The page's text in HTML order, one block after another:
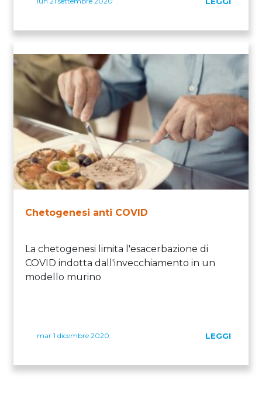
Chetogenesi anti COVID
La chetogenesi limita l'esacerbazione di
COVID indotta dall'invecchiamento in un
modello murino
mar 1 dicembre 2020 LEGGI